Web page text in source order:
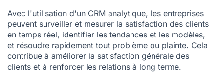
Avec l'utilisation d'un CRM analytique, les entreprises
peuvent surveiller et mesurer la satisfaction des clients
en temps réel, identifier les tendances et les modèles,
et résoudre rapidement tout problème ou plainte. Cela
contribue à améliorer la satisfaction générale des
clients et à renforcer les relations à long terme.